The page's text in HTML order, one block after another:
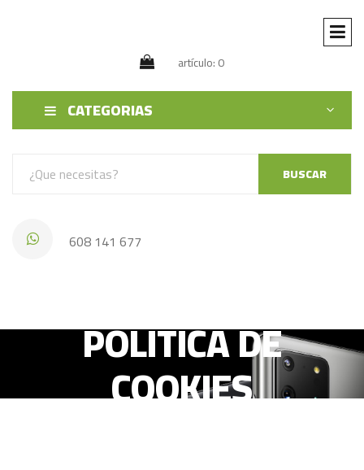
artículo: 0
CATEGORIAS
BUSCAR
608 141 677
POLÍTICA DE
COOKIES